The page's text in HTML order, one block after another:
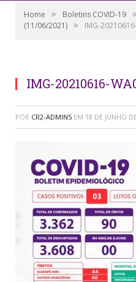
Home » Boletins COVID-19 »
(11/06/2021) » IMG-
IMG-20210616-
POR CR2-ADMIN5 EM 18 DE JUNHO